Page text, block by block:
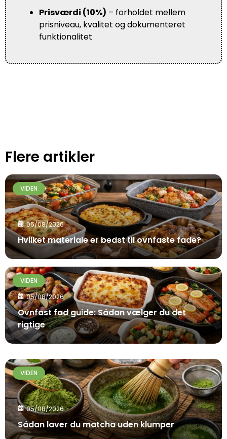
Prisværdi (10%) – forholdet mellem
prisniveau, kvalitet og dokumenteret
funktionalitet
Flere artikler
VIDEN
05/08/2026
Hvilket materiale er bedst til ovnfaste fade?
VIDEN
05/08/2026
Ovnfast fad guide: Sådan vælger du det
rigtige
VIDEN
05/08/2026
Sådan laver du matcha uden klumper